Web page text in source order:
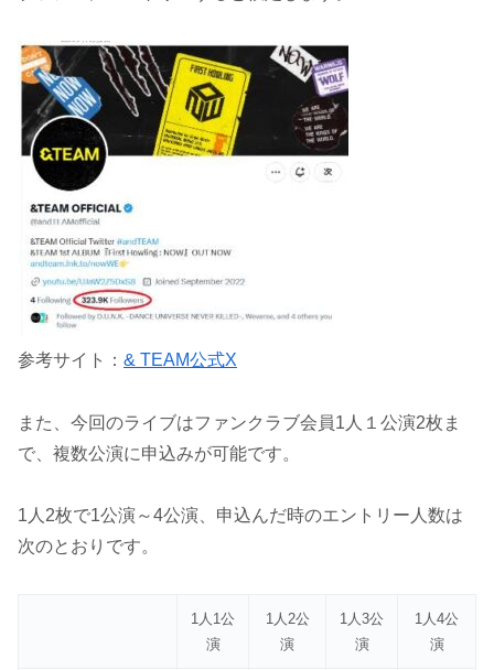
参考サイト： & TEAM公式X
また、今回のライブはファンクラブ会員1人１公演2枚ま
で、複数公演に申込みが可能です。
1人2枚で1公演～4公演、申込んだ時のエントリー人数は
次のとおりです。
1人1公
演
1人2公
演
1人3公
演
1人4公
演